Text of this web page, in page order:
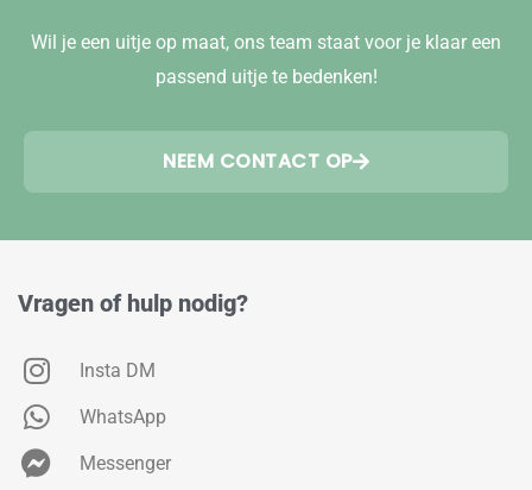
Wil je een uitje op maat, ons team staat voor je klaar een
passend uitje te bedenken!
NEEM CONTACT OP
Vragen of hulp nodig?
Insta DM
WhatsApp
Messenger